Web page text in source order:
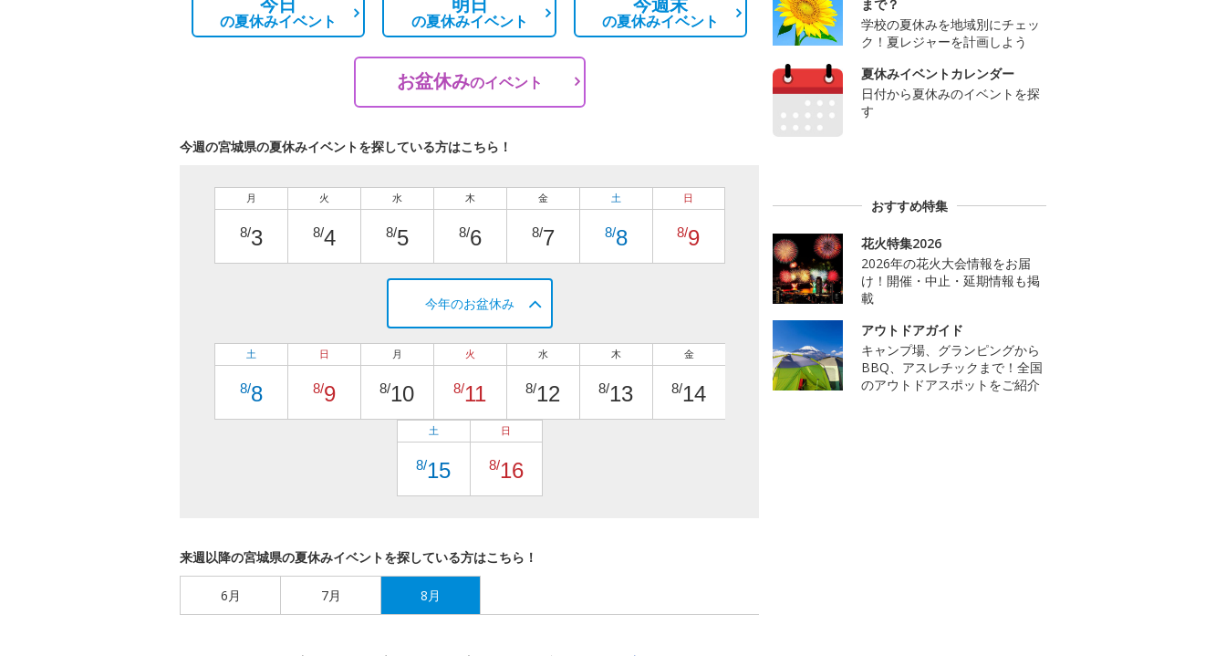
の夏休みイベント の夏休みイベント の夏休みイベント
お盆休みのイベント
今週の宮城県の夏休みイベントを探している方はこちら！
月
8/3
火
8/4
水
8/5
木
8/6
金
8/7
土
8/8
日
8/9
今年のお盆休み
土
8/8
日
8/9
月
8/10
火
8/11
水
8/12
木
8/13
金
8/14
土
8/15
日
8/16
来週以降の宮城県の夏休みイベントを探している方はこちら！
6月 7月 8月
まで？
学校の夏休みを地域別にチェッ
ク！夏レジャーを計画しよう
夏休みイベントカレンダー
日付から夏休みのイベントを探
す
おすすめ特集
花火特集2026
2026年の花火大会情報をお届
け！開催・中止・延期情報も掲
載
アウトドアガイド
キャンプ場、グランピングから
BBQ、アスレチックまで！全国
のアウトドアスポットをご紹介